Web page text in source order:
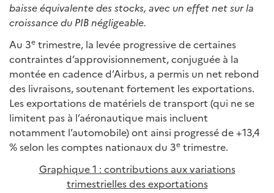
baisse équivalente des stocks, avec un effet net sur la
croissance du PIB négligeable.
Au 3e trimestre, la levée progressive de certaines
contraintes d’approvisionnement, conjuguée à la
montée en cadence d’Airbus, a permis un net rebond
des livraisons, soutenant fortement les exportations.
Les exportations de matériels de transport (qui ne se
limitent pas à l’aéronautique mais incluent
notamment l’automobile) ont ainsi progressé de +13,4
% selon les comptes nationaux du 3e trimestre.
Graphique 1 : contributions aux variations
trimestrielles des exportations